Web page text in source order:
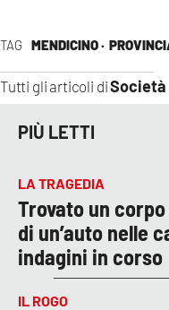
TAG MENDICINO ·
Tutti gli articoli diSocietà
PIÙ LETTI
LA TRAGEDIA
Trovato un
di un’auto nelle
indagini in corso
IL ROGO